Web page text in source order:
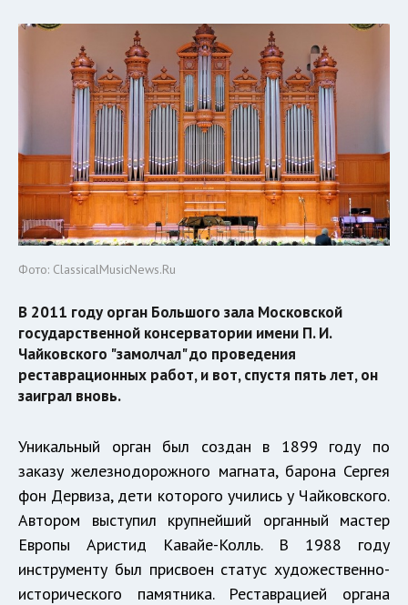
Фото: ClassicalMusicNews.Ru
В 2011 году орган Большого зала Московской
государственной консерватории имени П. И.
Чайковского "замолчал" до проведения
реставрационных работ, и вот, спустя пять лет, он
заиграл вновь.
Уникальный орган был создан в 1899 году по
заказу железнодорожного магната, барона Сергея
фон Дервиза, дети которого учились у Чайковского.
Автором выступил крупнейший органный мастер
Европы Аристид Кавайе-Колль. В 1988 году
инструменту был присвоен статус художественно-
исторического памятника. Реставрацией органа